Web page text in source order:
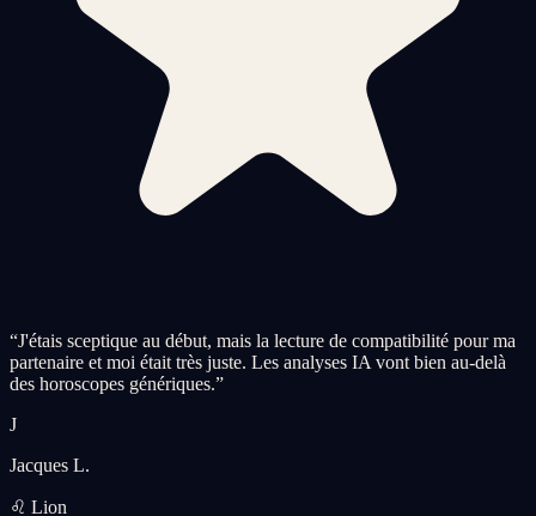
“J'étais sceptique au début, mais la lecture de compatibilité pour ma
partenaire et moi était très juste. Les analyses IA vont bien au-delà
des horoscopes génériques.”
J
Jacques L.
♌ Lion